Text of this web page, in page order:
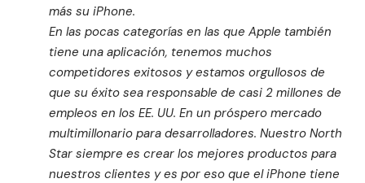
más su iPhone.
En las pocas categorías en las que Apple también
tiene una aplicación, tenemos muchos
competidores exitosos y estamos orgullosos de
que su éxito sea responsable de casi 2 millones de
empleos en los EE. UU. En un próspero mercado
multimillonario para desarrolladores. Nuestro North
Star siempre es crear los mejores productos para
nuestros clientes y es por eso que el iPhone tiene